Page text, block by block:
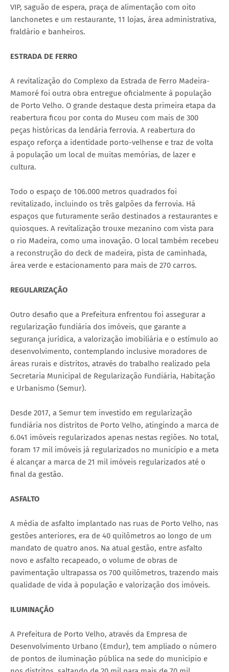
VIP, saguão de espera, praça de alimentação com oito
lanchonetes e um restaurante, 11 lojas, área administrativa,
fraldário e banheiros.
ESTRADA DE FERRO
A revitalização do Complexo da Estrada de Ferro Madeira-
Mamoré foi outra obra entregue oficialmente à população
de Porto Velho. O grande destaque desta primeira etapa da
reabertura ficou por conta do Museu com mais de 300
peças históricas da lendária ferrovia. A reabertura do
espaço reforça a identidade porto-velhense e traz de volta
à população um local de muitas memórias, de lazer e
cultura.
Todo o espaço de 106.000 metros quadrados foi
revitalizado, incluindo os três galpões da ferrovia. Há
espaços que futuramente serão destinados a restaurantes e
quiosques. A revitalização trouxe mezanino com vista para
o rio Madeira, como uma inovação. O local também recebeu
a reconstrução do deck de madeira, pista de caminhada,
área verde e estacionamento para mais de 270 carros.
REGULARIZAÇÃO
Outro desafio que a Prefeitura enfrentou foi assegurar a
regularização fundiária dos imóveis, que garante a
segurança jurídica, a valorização imobiliária e o estímulo ao
desenvolvimento, contemplando inclusive moradores de
áreas rurais e distritos, através do trabalho realizado pela
Secretaria Municipal de Regularização Fundiária, Habitação
e Urbanismo (Semur).
Desde 2017, a Semur tem investido em regularização
fundiária nos distritos de Porto Velho, atingindo a marca de
6.041 imóveis regularizados apenas nestas regiões. No total,
foram 17 mil imóveis já regularizados no município e a meta
é alcançar a marca de 21 mil imóveis regularizados até o
final da gestão.
ASFALTO
A média de asfalto implantado nas ruas de Porto Velho, nas
gestões anteriores, era de 40 quilômetros ao longo de um
mandato de quatro anos. Na atual gestão, entre asfalto
novo e asfalto recapeado, o volume de obras de
pavimentação ultrapassa os 700 quilômetros, trazendo mais
qualidade de vida à população e valorização dos imóveis.
ILUMINAÇÃO
A Prefeitura de Porto Velho, através da Empresa de
Desenvolvimento Urbano (Emdur), tem ampliado o número
de pontos de iluminação pública na sede do município e